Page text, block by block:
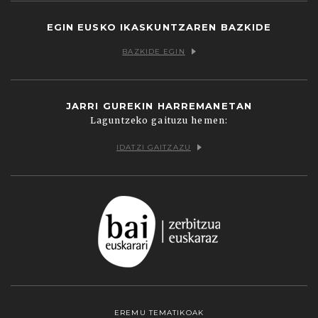
EGIN EUSKO IKASKUNTZAREN BAZKIDE
BAZKIDE EGIN
JARRI GUREKIN HARREMANETAN
Laguntzeko gaituzu hemen:
IDATZI GAITZAZU
EREMU TEMATIKOAK